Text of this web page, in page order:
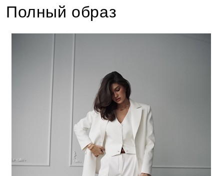
Полный образ